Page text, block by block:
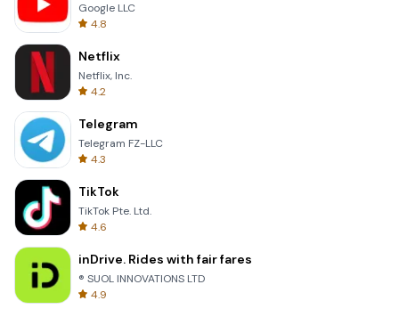
Google LLC
4.8
Netflix
Netflix, Inc.
4.2
Telegram
Telegram FZ-LLC
4.3
TikTok
TikTok Pte. Ltd.
4.6
inDrive. Rides with fair fares
® SUOL INNOVATIONS LTD
4.9